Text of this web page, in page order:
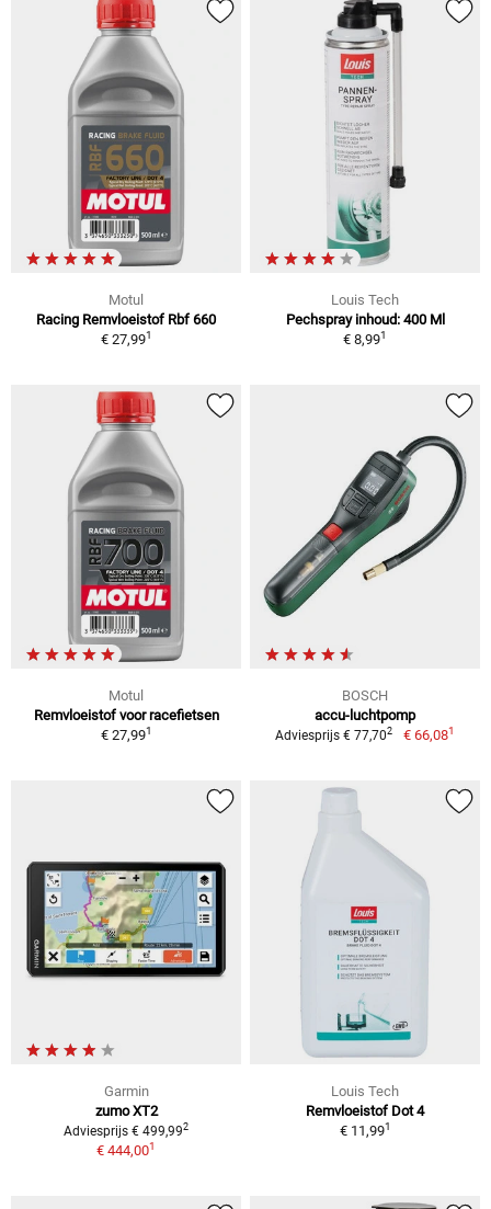
Motul
Racing Remvloeistof Rbf 660
€ 27,991
Louis Tech
Pechspray inhoud: 400 Ml
€ 8,991
Motul
Remvloeistof voor racefietsen
€ 27,991
BOSCH
accu-luchtpomp
Adviesprijs € 77,702 € 66,081
Garmin
zumo XT2
Adviesprijs € 499,992
€ 444,001
Louis Tech
Remvloeistof Dot 4
€ 11,991